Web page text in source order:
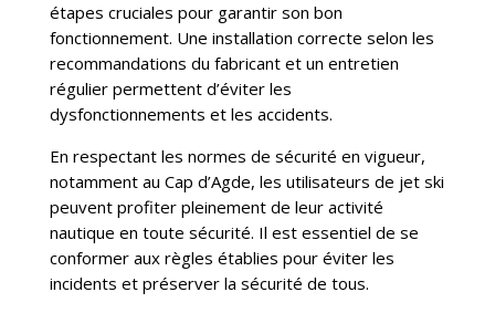
étapes cruciales pour garantir son bon
fonctionnement. Une installation correcte selon les
recommandations du fabricant et un entretien
régulier permettent d’éviter les
dysfonctionnements et les accidents.
En respectant les normes de sécurité en vigueur,
notamment au Cap d’Agde, les utilisateurs de jet ski
peuvent profiter pleinement de leur activité
nautique en toute sécurité. Il est essentiel de se
conformer aux règles établies pour éviter les
incidents et préserver la sécurité de tous.